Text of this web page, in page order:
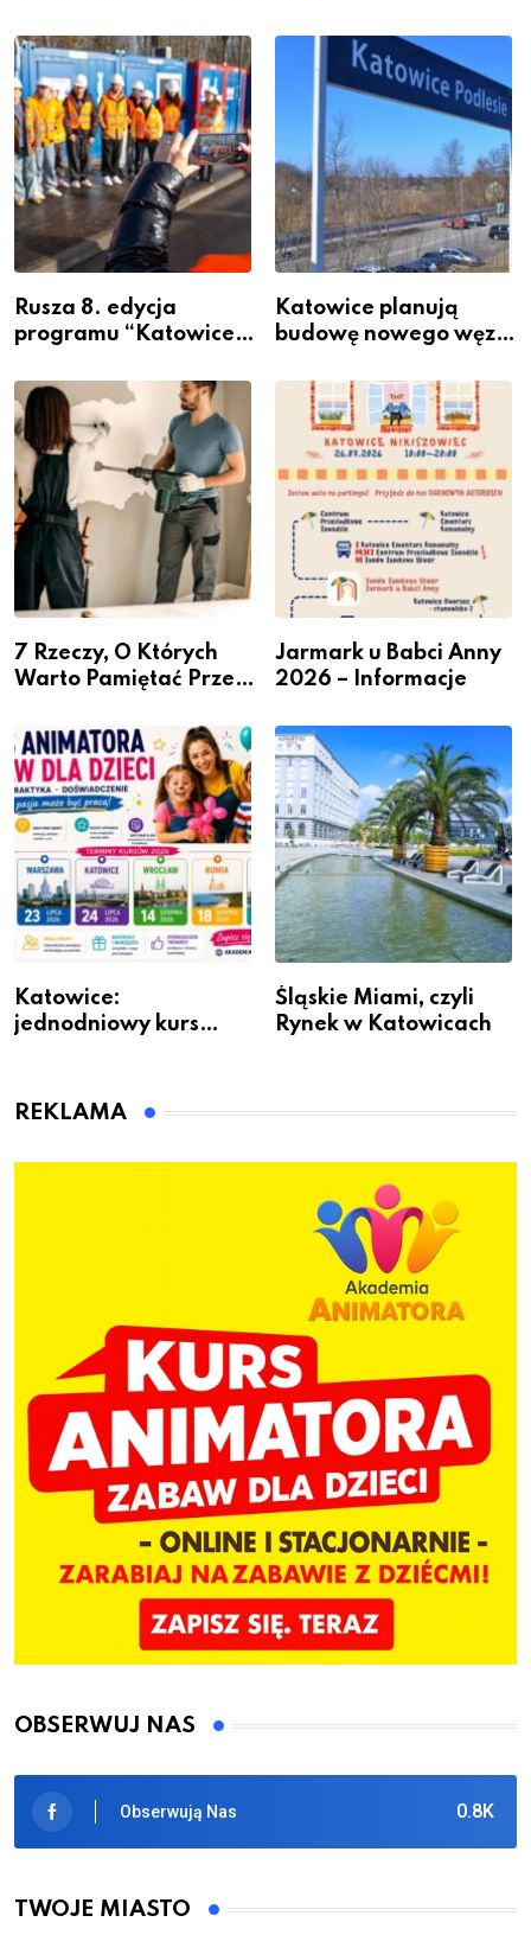
Rusza 8. edycja
programu “Katowice
– nabór dla
przedsiębiorców
Katowice planują
budowę nowego węzła
Podlesiu
7 Rzeczy, O Których
Warto Pamiętać Przed
Jarmark u Babci Anny
2026 – Informacje
Katowice:
jednodniowy kurs
dzieci
Śląskie Miami, czyli
Rynek w Katowicach
REKLAMA
OBSERWUJ NAS
0.8K
Obserwują Nas
TWOJE MIASTO